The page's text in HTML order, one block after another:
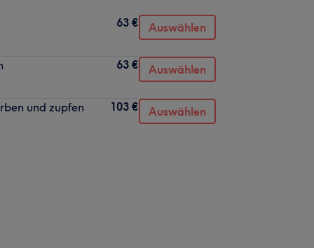
63 € Auswählen
63 € Auswählen
und zupfen 103 € Auswählen